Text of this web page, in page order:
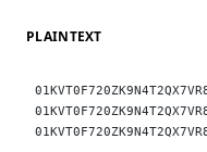
PLAINTEXT